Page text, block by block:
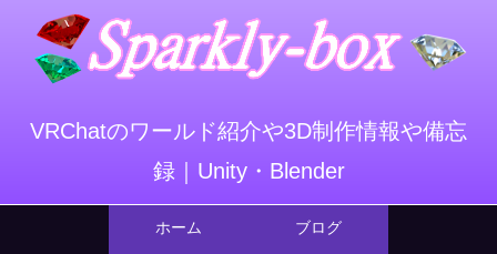
VRChatのワールド紹介や3D制作情報や備忘
録｜Unity・Blender
ホーム ブログ